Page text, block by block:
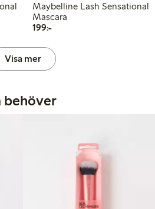
Maybelline Lash Sensational
Mascara
199:-199,00 kr
Visa mer
behöver